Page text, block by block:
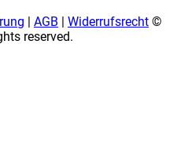
| AGB | Widerrufsrecht ©
reserved.